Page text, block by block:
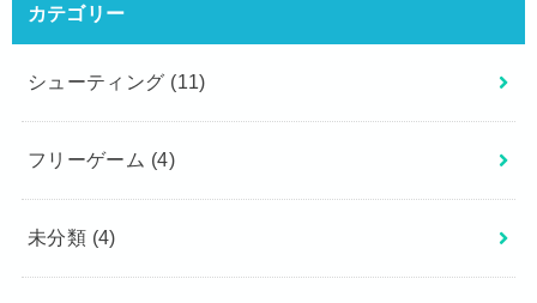
カテゴリー
シューティング (11)
フリーゲーム (4)
未分類 (4)